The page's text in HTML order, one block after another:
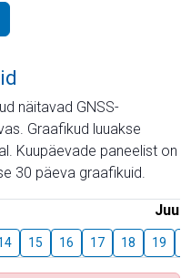
näitavad GNSS-
Graafikud luuakse
Kuupäevade paneelist on
30 päeva graafikuid.
Juuli
15 16 17 18 19